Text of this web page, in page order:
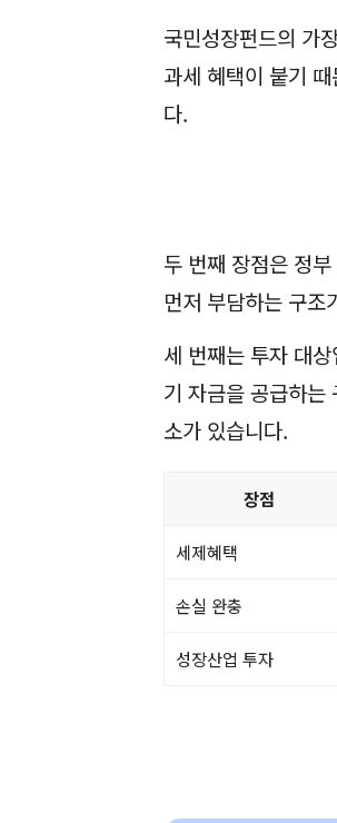
국민성장펀드의 가
과세 혜택이 붙기
다.
두 번째 장점은 정
먼저 부담하는 구조
세 번째는 투자 대
기 자금을 공급하는
소가 있습니다.
장점
세제혜택
손실 완충
성장산업 투자